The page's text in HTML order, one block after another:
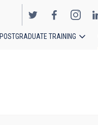
POSTGRADUATE TRAINING